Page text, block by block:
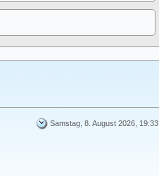
Samstag, 8. August 2026, 19:33